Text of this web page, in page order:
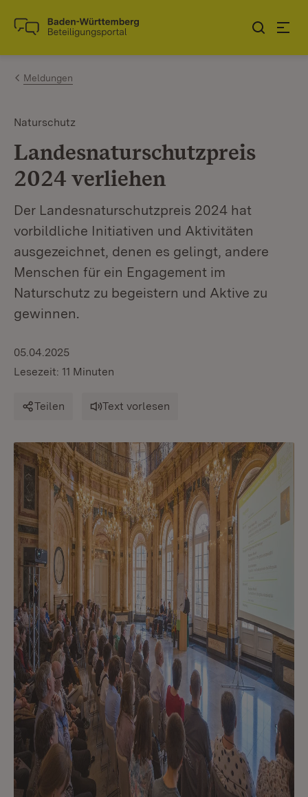
Zum Inhalt springen
Link zur Startseite
Meldungen
Naturschutz
Landesnaturschutzpreis
2024 verliehen
Der Landesnaturschutzpreis 2024 hat
vorbildliche Initiativen und Aktivitäten
ausgezeichnet, denen es gelingt, andere
Menschen für ein Engagement im
Naturschutz zu begeistern und Aktive zu
gewinnen.
05.04.2025
Lesezeit: 11 Minuten
Teilen Text vorlesen